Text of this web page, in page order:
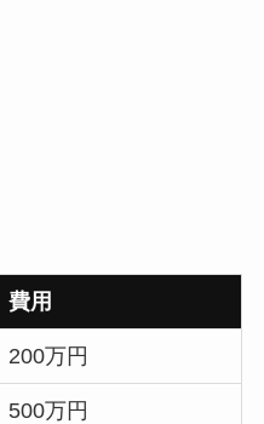
費用
200万円
500万円